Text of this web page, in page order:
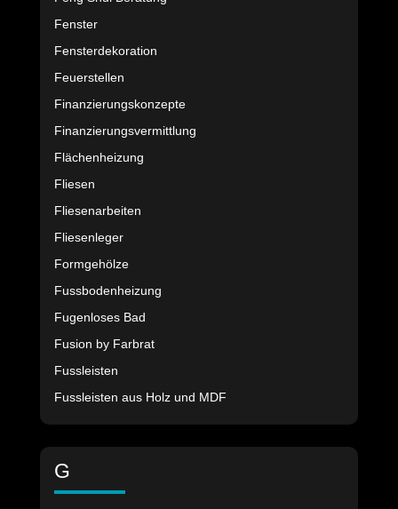
Fenster
Fensterdekoration
Feuerstellen
Finanzierungskonzepte
Finanzierungsvermittlung
Flächenheizung
Fliesen
Fliesenarbeiten
Fliesenleger
Formgehölze
Fussbodenheizung
Fugenloses Bad
Fusion by Farbrat
Fussleisten
Fussleisten aus Holz und MDF
G